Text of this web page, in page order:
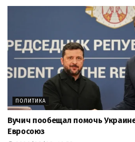
ПОЛИТИКА
Вучич пообещал помочь
Евросоюз